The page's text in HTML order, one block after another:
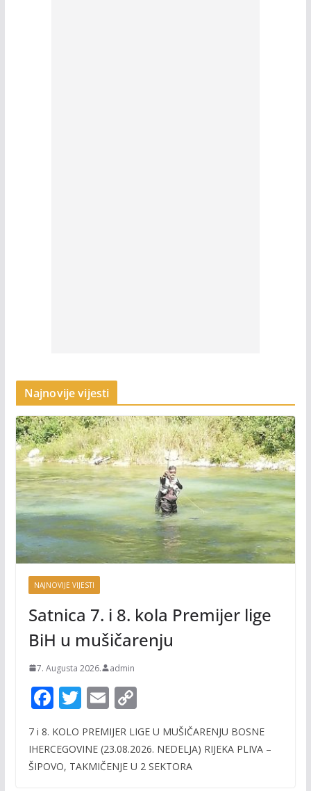
Najnovije vijesti
NAJNOVIJE VIJESTI
Satnica 7. i 8. kola Premijer lige
BiH u mušičarenju
7. Augusta 2026. admin
F
e
b
T
itt
er
E
ai
l
C
p
y
7 i 8. KOLO PREMIJER LIGE U MUŠIČARENJU BOSNE
IHERCEGOVINE (23.08.2026. NEDELJA) RIJEKA PLIVA –
ŠIPOVO, TAKMIČENJE U 2 SEKTORA